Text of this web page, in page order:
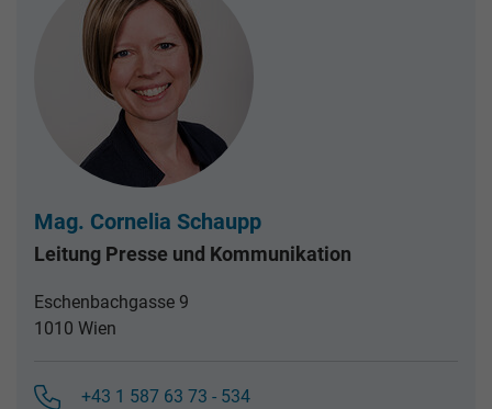
Mag. Cornelia Schaupp
Leitung Presse und Kommunikation
Eschenbachgasse 9
1010 Wien
+43 1 587 63 73 - 534